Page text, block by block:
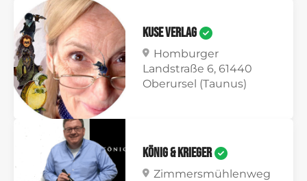
Kuse Verlag
Homburger
Landstraße 6, 61440
Oberursel (Taunus)
König & Krieger
Zimmersmühlenweg